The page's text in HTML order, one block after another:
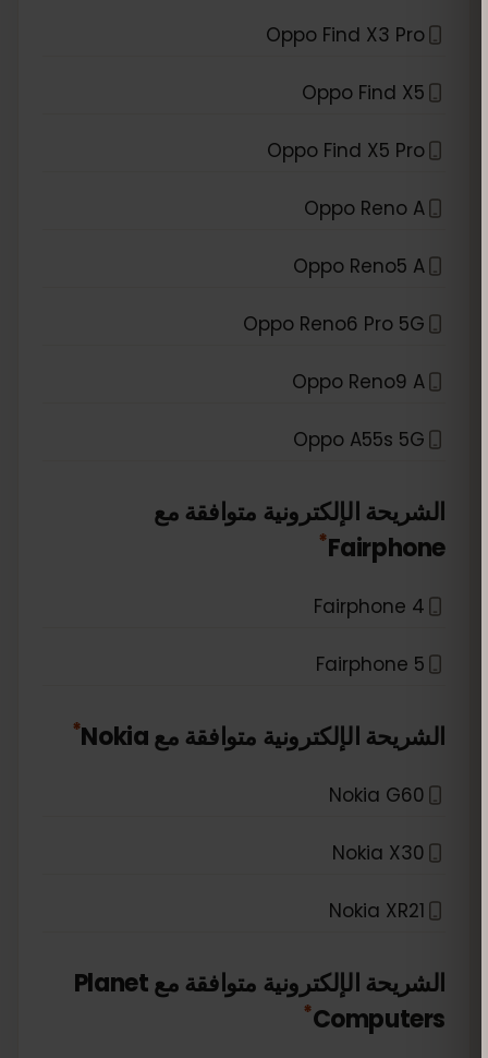
Oppo Find X3 Pro
Oppo Find X5
Oppo Find X5 Pro
Oppo Reno A
Oppo Reno5 A
Oppo Reno6 Pro 5G
Oppo Reno9 A
Oppo A55s 5G
الشريحة الإلكترونية متوافقة مع
Fairphone
*
Fairphone 4
Fairphone 5
الشريحة الإلكترونية متوافقة معNokia
*
Nokia G60
Nokia X30
Nokia XR21
الشريحة الإلكترونية متوافقة معPlanet
Computers
*